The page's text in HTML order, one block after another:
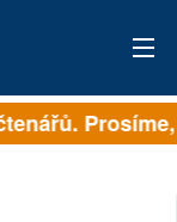
Prosíme,